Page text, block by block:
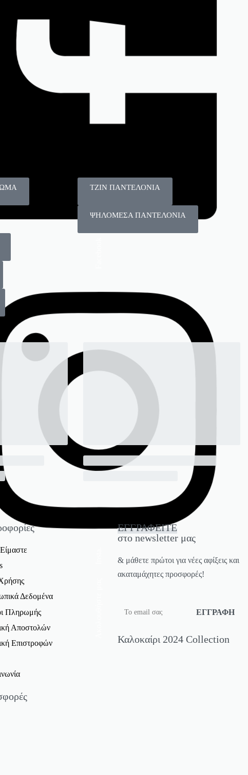
ΤΖΙΝ ΠΑΝΤΕΛΟΝΙΑ
ΨΗΛΟΜΕΣΑ ΠΑΝΤΕΛΟΝΙΑ
Δεδομένα
Πληρωμής
Αποστολών
Επιστροφών
ΕΓΓΡΑΦΕΙΤΕ
στο newsletter μας
& μάθετε πρώτοι για νέες αφίξεις και
ακαταμάχητες προσφορές!
Καλοκαίρι 2024 Collection